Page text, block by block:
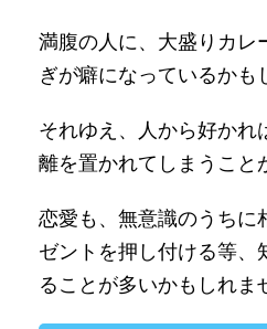
満腹の人に、大盛りカレ
ぎが癖になっているかも
それゆえ、人から好かれ
離を置かれてしまうこと
恋愛も、無意識のうちに
ゼントを押し付ける等、
ることが多いかもしれま